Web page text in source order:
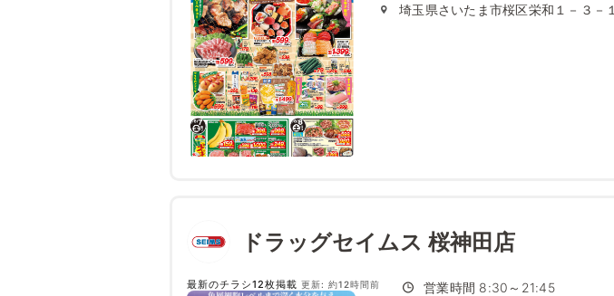
埼玉県さいたま市桜区栄和１－３－１
ドラッグセイムス 桜神田店
最新のチラシ12枚掲載 更新: 約12時間前
営業時間 8:30～21:45